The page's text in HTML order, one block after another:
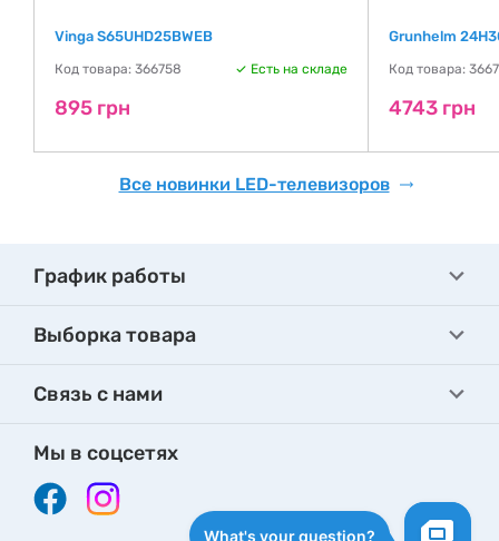
Vinga S65UHD25BWEB
Код товара: 366758 Есть на складе
895 грн
Grunhelm
Код товара:
4743 грн
Все новинки LED-телевизоров
График работы
Выборка товара
Связь с нами
Мы в соцсетях